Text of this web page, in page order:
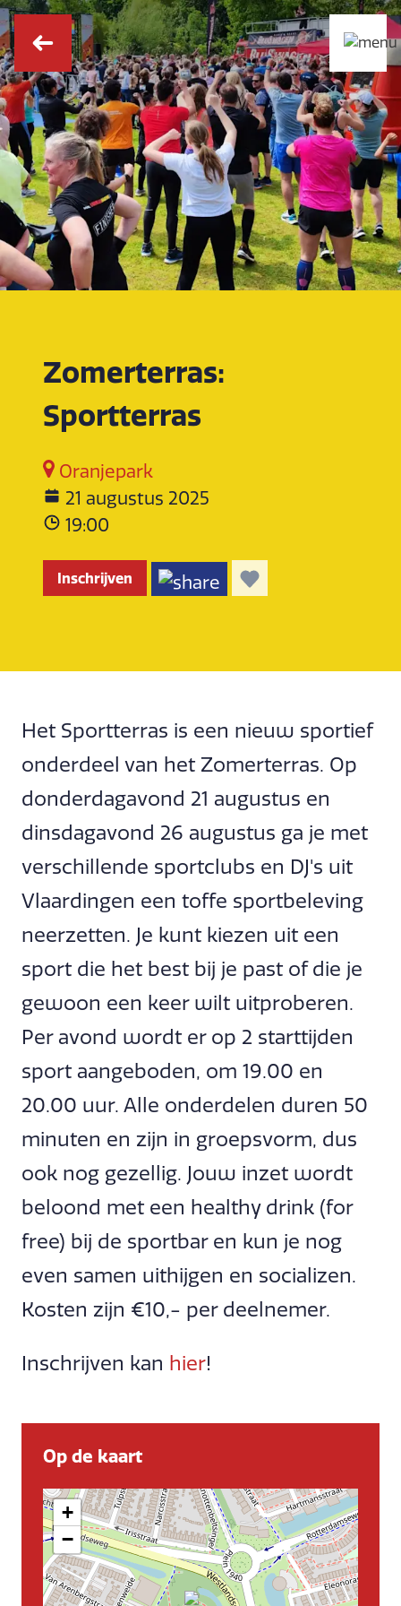
Zomerterras:
Sportterras
Oranjepark
21 augustus 2025
19:00
Inschrijven
Het Sportterras is een nieuw sportief
onderdeel van het Zomerterras. Op
donderdagavond 21 augustus en
dinsdagavond 26 augustus ga je met
verschillende sportclubs en DJ's uit
Vlaardingen een toffe sportbeleving
neerzetten. Je kunt kiezen uit een
sport die het best bij je past of die je
gewoon een keer wilt uitproberen.
Per avond wordt er op 2 starttijden
sport aangeboden, om 19.00 en
20.00 uur. Alle onderdelen duren 50
minuten en zijn in groepsvorm, dus
ook nog gezellig. Jouw inzet wordt
beloond met een healthy drink (for
free) bij de sportbar en kun je nog
even samen uithijgen en socializen.
Kosten zijn €10,- per deelnemer.
Inschrijven kan hier!
Op de kaart
+
−